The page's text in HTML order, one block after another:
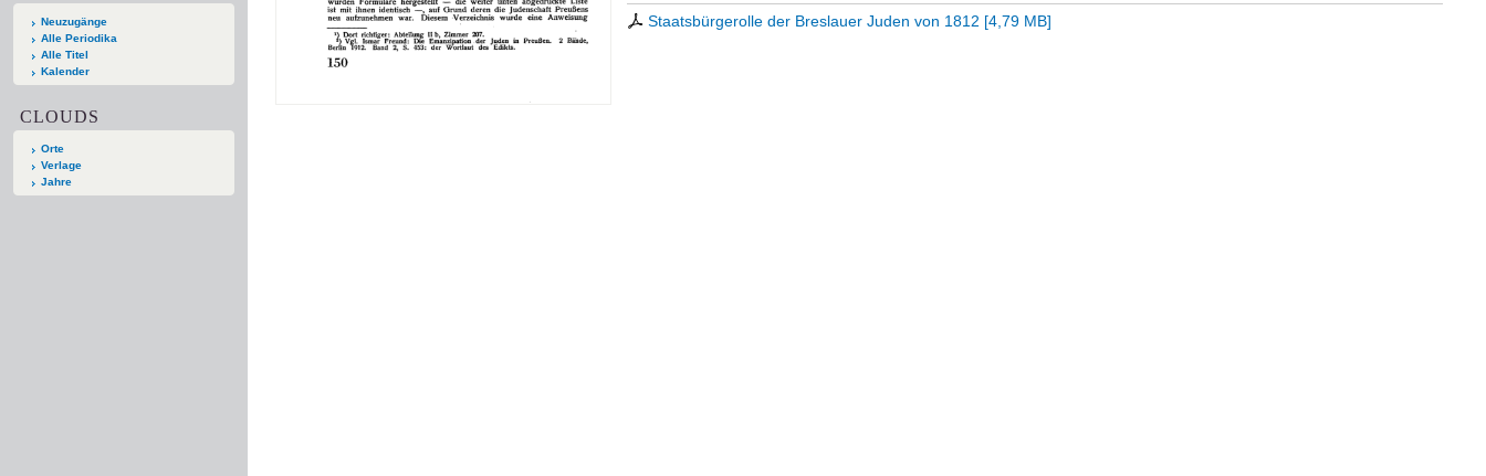
Neuzugänge
Alle Periodika
Alle Titel
Kalender
CLOUDS
Orte
Verlage
Jahre
Staatsbürgerolle der Breslauer Juden von 1812 [4,79 MB]